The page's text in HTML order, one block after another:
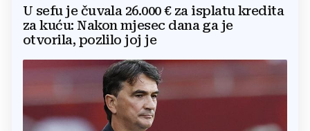
U sefu je čuvala 26.000 € za isplatu kredita
za kuću: Nakon mjesec dana ga je
otvorila, pozlilo joj je